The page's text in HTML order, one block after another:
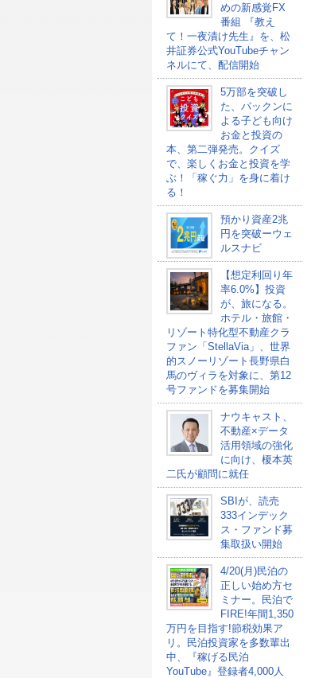
めの新感覚FX
番組 『教え
て！一夜漬け先生』を、松
井証券公式YouTubeチャン
ネルにて、配信開始
5万部を突破し
た、パックンに
よる子ども向け
お金と投資の
本、第二弾発売。クイズ
で、楽しくお金と投資を学
ぶ！「稼ぐ力」を身に着け
る！
預かり資産2兆
円を突破ーウェ
ルスナビ
【想定利回り年
率6.0%】投資
が、旅になる。
ホテル・旅館・
リゾート特化型不動産クラ
ファン「StellaVia」、世界
的スノーリゾート長野県白
馬のヴィラを対象に、第12
号ファンドを募集開始
ナウキャスト、
不動産×データ
活用領域の強化
に向け、榎本英
二氏が顧問に就任
SBIが、読売
333インデック
ス・ファンド募
集取扱い開始
4/20(月)民泊の
正しい始め方セ
ミナー。民泊で
FIRE!年間1,350
万円を目指す!節税効果ア
リ。民泊投資家を多数輩出
中、『稼げる民泊
YouTube』登録者4,000人